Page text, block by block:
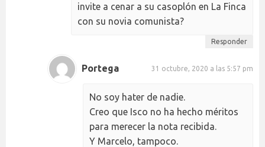
invite a cenar a su casoplón en La Finca
con su novia comunista?
Responder
Portega 31 octubre, 2020 a las 5:57 pm
No soy hater de nadie.
Creo que Isco no ha hecho méritos
para merecer la nota recibida.
Y Marcelo, tampoco.